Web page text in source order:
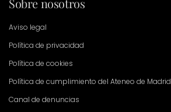
Sobre nosotros
Aviso legal
Política de privacidad
Política de cookies
Política de cumplimiento del Ateneo de Madrid
Canal de denuncias